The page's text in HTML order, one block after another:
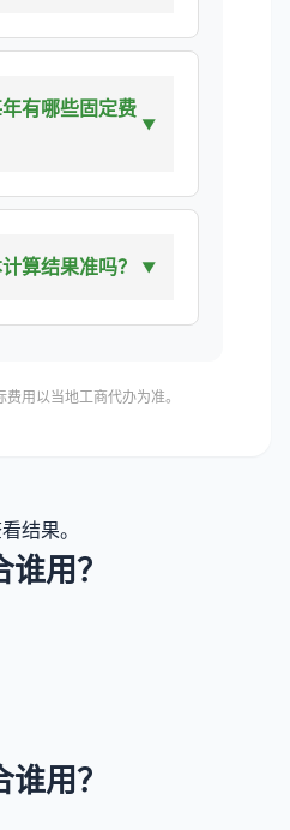
有哪些固定费
算结果准吗？
用以当地工商代办为准。
结果。
用？
用？